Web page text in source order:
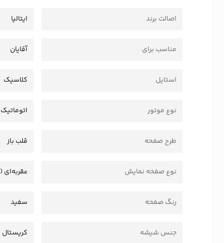
اصالت برند ایتالیا
مناسب برای آقایان
استایل کلاسیک
نوع موتور اتوماتیک
طرح صفحه قلب باز
نوع صفحه نمایش عقربه‌ای
رنگ صفحه سفید
جنس شیشه